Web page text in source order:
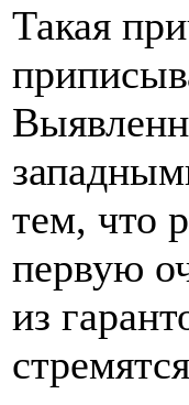
Такая
тем, что
первую
из